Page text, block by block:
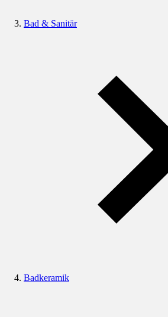
Bad & Sanitär
Badkeramik